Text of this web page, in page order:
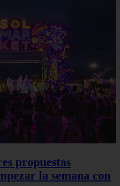
propuestas
la semana con